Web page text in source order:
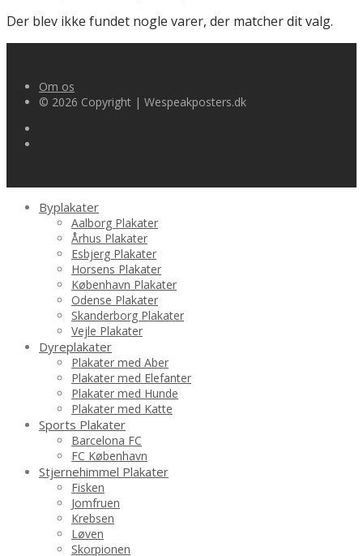
Der blev ikke fundet nogle varer, der matcher dit valg.
Om os
© 2026 Copyright | Wespeakposters.dk
Byplakater
Aalborg Plakater
Århus Plakater
Esbjerg Plakater
Horsens Plakater
København Plakater
Odense Plakater
Skanderborg Plakater
Vejle Plakater
Dyreplakater
Plakater med Aber
Plakater med Elefanter
Plakater med Hunde
Plakater med Katte
Sports Plakater
Barcelona FC
FC København
Stjernehimmel Plakater
Fisken
Jomfruen
Krebsen
Løven
Skorpionen